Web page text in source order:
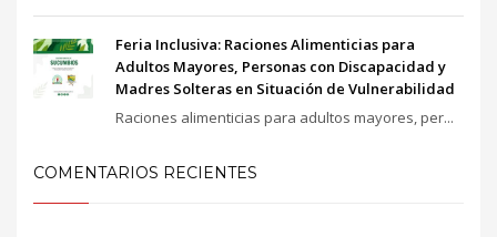
Feria Inclusiva: Raciones Alimenticias para
Adultos Mayores, Personas con Discapacidad y
Madres Solteras en Situación de Vulnerabilidad
Raciones alimenticias para adultos mayores, per...
COMENTARIOS RECIENTES